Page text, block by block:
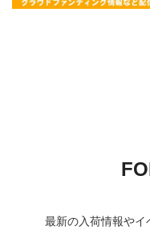
最新の入荷情報やイ